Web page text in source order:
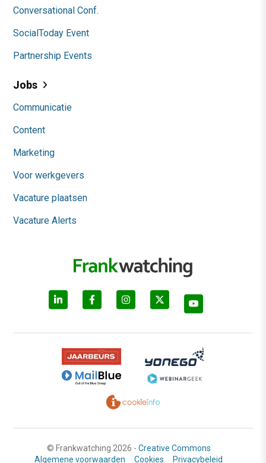
Conversational Conf.
SocialToday Event
Partnership Events
Jobs
Communicatie
Content
Marketing
Voor werkgevers
Vacature plaatsen
Vacature Alerts
© Frankwatching 2026 - Creative Commons
Algemene voorwaarden
Cookies Privacybeleid